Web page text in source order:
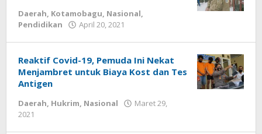
Daerah, Kotamobagu, Nasional,
Pendidikan
April 20, 2021
Reaktif Covid-19, Pemuda Ini Nekat
Menjambret untuk Biaya Kost dan Tes
Antigen
Daerah, Hukrim, Nasional
Maret 29,
2021